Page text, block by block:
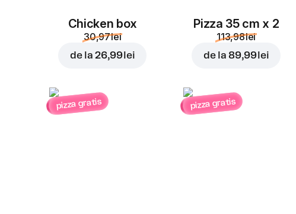
Chicken box
30,97 lei
de la26,99 lei
Pizza 35 cm x 2
113,98 lei
de la 89,99 lei
pizza gratis pizza gratis